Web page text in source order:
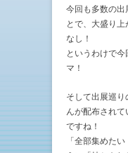
今回も多数の出
とで、大盛り
なし！
というわけで
マ！
そして出展巡り
んが配布され
ですね！
「全部集めた